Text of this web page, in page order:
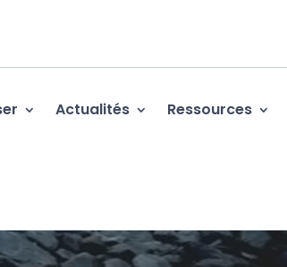
Actualités Ressources